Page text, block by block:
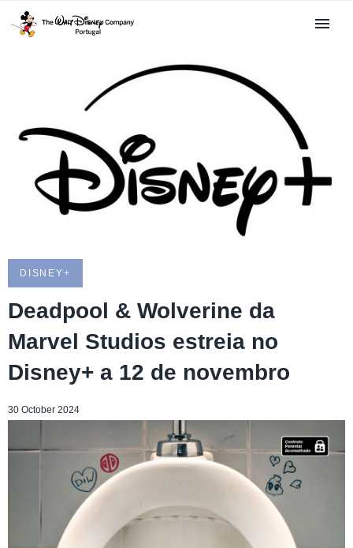
DISNEY+
Deadpool & Wolverine da
Marvel Studios estreia no
Disney+ a 12 de novembro
30 October 2024